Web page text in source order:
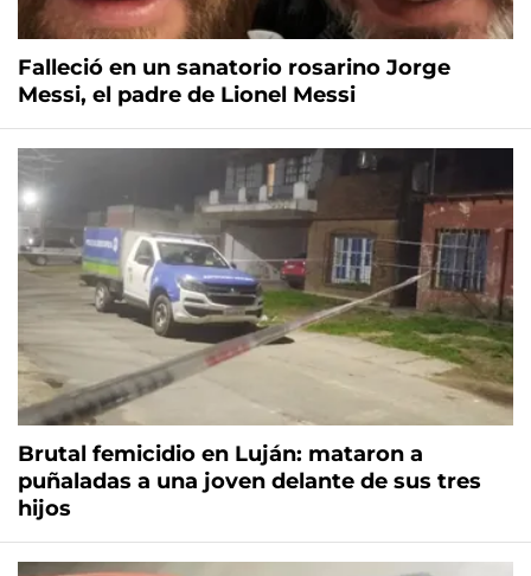
Falleció en un sanatorio rosarino Jorge
Messi, el padre de Lionel Messi
Brutal femicidio en Luján: mataron a
puñaladas a una joven delante de sus tres
hijos